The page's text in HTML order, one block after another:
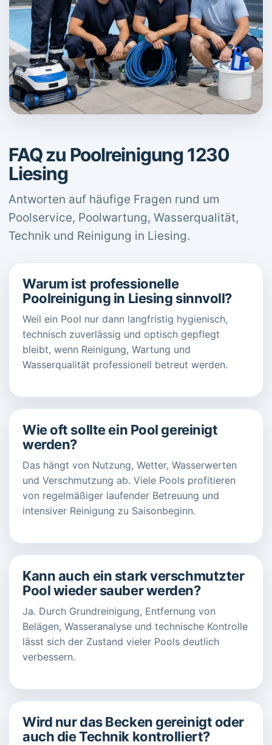
FAQ zu Poolreinigung 1230
Liesing
Antworten auf häufige Fragen rund um
Poolservice, Poolwartung, Wasserqualität,
Technik und Reinigung in Liesing.
Warum ist professionelle
Poolreinigung in Liesing sinnvoll?
Weil ein Pool nur dann langfristig hygienisch,
technisch zuverlässig und optisch gepflegt
bleibt, wenn Reinigung, Wartung und
Wasserqualität professionell betreut werden.
Wie oft sollte ein Pool gereinigt
werden?
Das hängt von Nutzung, Wetter, Wasserwerten
und Verschmutzung ab. Viele Pools profitieren
von regelmäßiger laufender Betreuung und
intensiver Reinigung zu Saisonbeginn.
Kann auch ein stark verschmutzter
Pool wieder sauber werden?
Ja. Durch Grundreinigung, Entfernung von
Belägen, Wasseranalyse und technische Kontrolle
lässt sich der Zustand vieler Pools deutlich
verbessern.
Wird nur das Becken gereinigt oder
auch die Technik kontrolliert?